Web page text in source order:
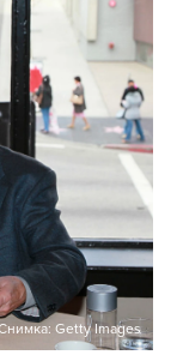
Getty Images